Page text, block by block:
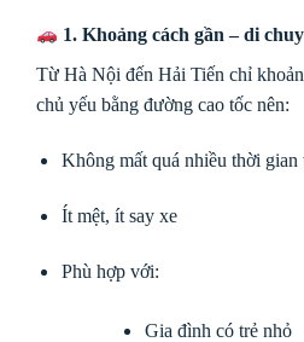
1. Khoảng cách gần – di
Từ Hà Nội đến Hải Tiến chỉ
chủ yếu bằng đường cao tốc nên:
Không mất quá nhiều thời gian
Ít mệt, ít say xe
Phù hợp với:
Gia đình có trẻ nhỏ